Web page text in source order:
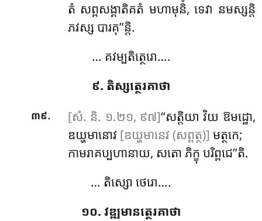
តំ សព្ពសង្គាតិគតំ មហាមុនិំ, ទេវា នមស្សន្តិ
ភវស្ស បារគុ’’ន្តិ.
… គវម្បតិត្ថេរោ….
៩. តិស្សត្ថេរគាថា
៣៩. [សំ. និ. ១.២១, ៩៧]‘‘សត្តិយា វិយ ឱមដ្ឋោ,
ឌយ្ហមានោវ [ឌយ្ហមានេវ (សព្ពត្ថ)] មត្ថកេ;
កាមរាគប្បហានាយ, សតោ ភិក្ខុ បរិព្ពជេ’’តិ.
… តិស្សោ ថេរោ….
១០. វឌ្ឍមានត្ថេរគាថា